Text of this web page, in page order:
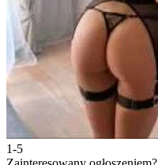
1-5